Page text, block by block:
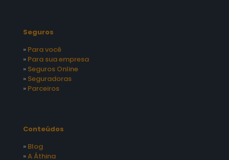
Seguros
» Para você
» Para sua empresa
» Seguros Online
» Seguradoras
» Parceiros
Conteúdos
» Blog
»A Áthina